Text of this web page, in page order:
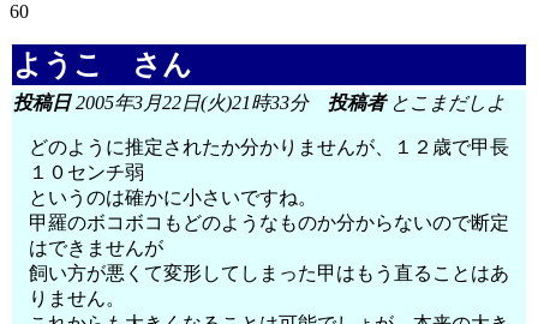
60
ようこ さん
投稿日2005年3月22日(火)21時33分 投稿者とこまだしよ
どのように推定されたか分かりませんが、１２歳で甲長
１０センチ弱
というのは確かに小さいですね。
甲羅のボコボコもどのようなものか分からないので断定
はできませんが
飼い方が悪くて変形してしまった甲はもう直ることはあ
りません。